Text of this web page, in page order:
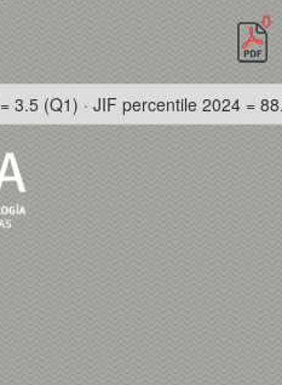
= 3.5 (Q1) · JIF percentile 2024 =